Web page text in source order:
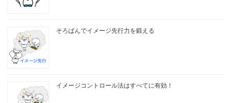
そろばんでイメージ先行力を鍛える
イメージコントロール法はすべてに有効！